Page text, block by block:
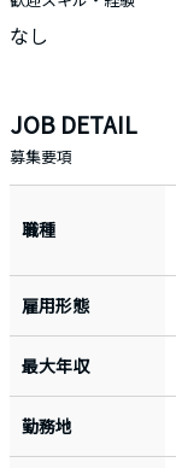
なし
JOB DETAIL
募集要項
職種
雇用形態
最大年収
勤務地